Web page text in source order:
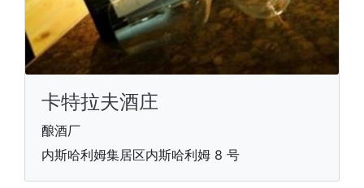
卡特拉夫酒庄
酿酒厂
内斯哈利姆集居区内斯哈利姆 8 号